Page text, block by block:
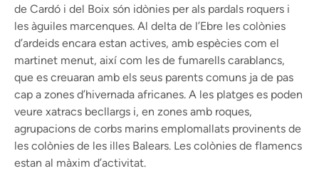
de Cardó i del Boix són idònies per als pardals roquers i
les àguiles marcenques. Al delta de l’Ebre les colònies
d’ardeids encara estan actives, amb espècies com el
martinet menut, així com les de fumarells carablancs,
que es creuaran amb els seus parents comuns ja de pas
cap a zones d’hivernada africanes. A les platges es poden
veure xatracs becllargs i, en zones amb roques,
agrupacions de corbs marins emplomallats provinents de
les colònies de les illes Balears. Les colònies de flamencs
estan al màxim d’activitat.